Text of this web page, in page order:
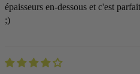
épaisseurs en-dessous et c'est
;)